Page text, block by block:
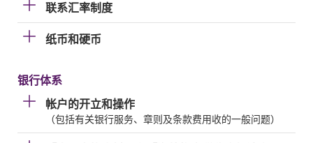
联系汇率制度
纸币和硬币
银行体系
帐户的开立和操作
（包括有关银行服务、章则及条款费用收的一般问题）